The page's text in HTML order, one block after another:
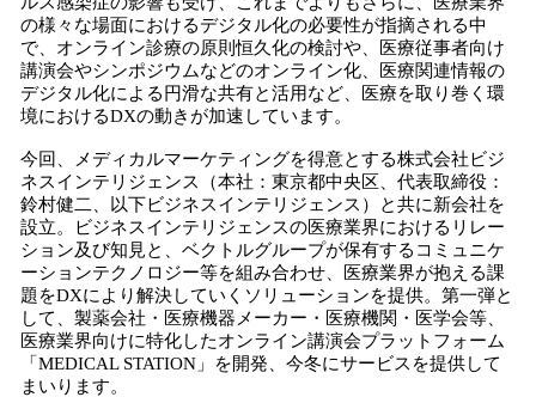
の様々な場面におけるデジタル化の必要性が指摘される中
で、オンライン診療の原則恒久化の検討や、医療従事者向け
講演会やシンポジウムなどのオンライン化、医療関連情報の
デジタル化による円滑な共有と活用など、医療を取り巻く環
境におけるDXの動きが加速しています。
今回、メディカルマーケティングを得意とする株式会社ビジ
ネスインテリジェンス（本社：東京都中央区、代表取締役：
鈴村健二、以下ビジネスインテリジェンス）と共に新会社を
設立。ビジネスインテリジェンスの医療業界におけるリレー
ション及び知見と、ベクトルグループが保有するコミュニケ
ーションテクノロジー等を組み合わせ、医療業界が抱える課
題をDXにより解決していくソリューションを提供。第一弾と
して、製薬会社・医療機器メーカー・医療機関・医学会等、
医療業界向けに特化したオンライン講演会プラットフォーム
「MEDICAL STATION」を開発、今冬にサービスを提供して
まいります。